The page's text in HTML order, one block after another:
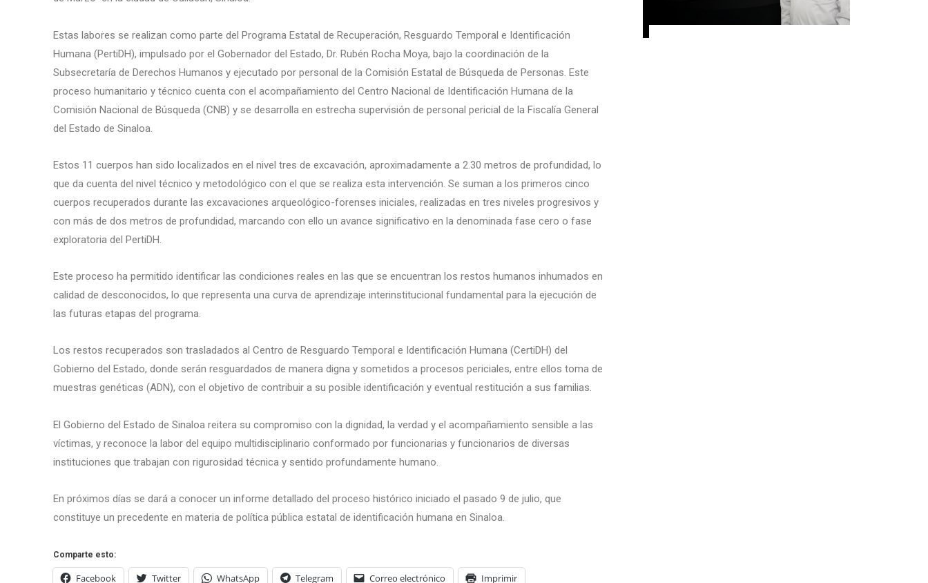
Estas labores se realizan como parte del Programa Estatal de Recuperación, Resguardo Temporal e Identificación
Humana (PertiDH), impulsado por el Gobernador del Estado, Dr. Rubén Rocha Moya, bajo la coordinación de la
Subsecretaría de Derechos Humanos y ejecutado por personal de la Comisión Estatal de Búsqueda de Personas. Este
proceso humanitario y técnico cuenta con el acompañamiento del Centro Nacional de Identificación Humana de la
Comisión Nacional de Búsqueda (CNB) y se desarrolla en estrecha supervisión de personal pericial de la Fiscalía General
del Estado de Sinaloa.
Estos 11 cuerpos han sido localizados en el nivel tres de excavación, aproximadamente a 2.30 metros de profundidad, lo
que da cuenta del nivel técnico y metodológico con el que se realiza esta intervención. Se suman a los primeros cinco
cuerpos recuperados durante las excavaciones arqueológico-forenses iniciales, realizadas en tres niveles progresivos y
con más de dos metros de profundidad, marcando con ello un avance significativo en la denominada fase cero o fase
exploratoria del PertiDH.
Este proceso ha permitido identificar las condiciones reales en las que se encuentran los restos humanos inhumados en
calidad de desconocidos, lo que representa una curva de aprendizaje interinstitucional fundamental para la ejecución de
las futuras etapas del programa.
Los restos recuperados son trasladados al Centro de Resguardo Temporal e Identificación Humana (CertiDH) del
Gobierno del Estado, donde serán resguardados de manera digna y sometidos a procesos periciales, entre ellos toma de
muestras genéticas (ADN), con el objetivo de contribuir a su posible identificación y eventual restitución a sus familias.
El Gobierno del Estado de Sinaloa reitera su compromiso con la dignidad, la verdad y el acompañamiento sensible a las
víctimas, y reconoce la labor del equipo multidisciplinario conformado por funcionarias y funcionarios de diversas
instituciones que trabajan con rigurosidad técnica y sentido profundamente humano.
En próximos días se dará a conocer un informe detallado del proceso histórico iniciado el pasado 9 de julio, que
constituye un precedente en materia de política pública estatal de identificación humana en Sinaloa.
Comparte esto:
Facebook Twitter WhatsApp Telegram Correo electrónico Imprimir